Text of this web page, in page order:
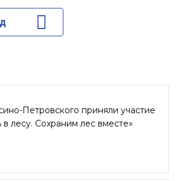
Петровского приняли участие
лесу. Сохраним лес вместе»